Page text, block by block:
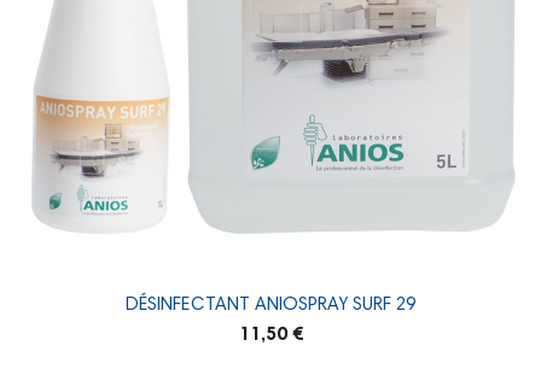
DÉSINFECTANT ANIOSPRAY SURF 29
11,50 €